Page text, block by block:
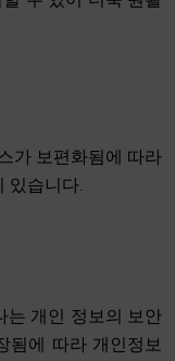
가 보편화됨에 따라
있습니다.
는 개인 정보의 보안
됨에 따라 개인정보